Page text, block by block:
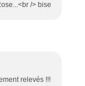
/> bise
relevés !!!